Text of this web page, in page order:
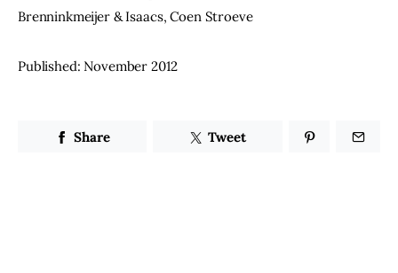
Brenninkmeijer & Isaacs, Coen Stroeve
Published: November 2012
Share Tweet